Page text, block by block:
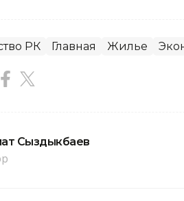
РК Главная Жилье
Сыздыкбаев